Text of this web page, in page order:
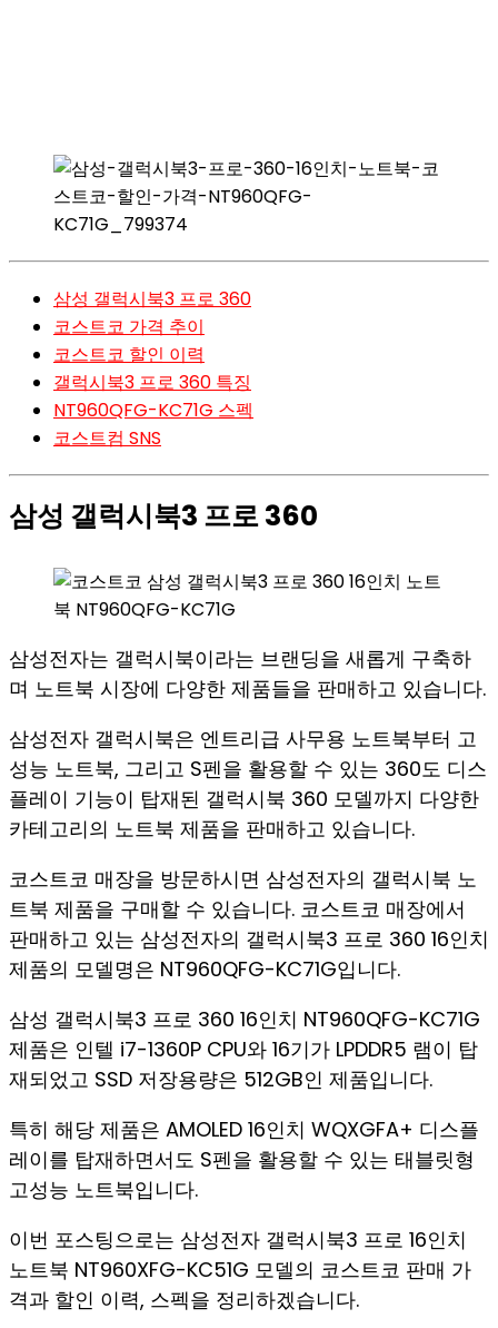
삼성 갤럭시북3 프로 360
코스트코 가격 추이
코스트코 할인 이력
갤럭시북3 프로 360 특징
NT960QFG-KC71G 스펙
코스트컴 SNS
삼성 갤럭시북3 프로 360
삼성전자는 갤럭시북이라는 브랜딩을 새롭게 구축하
며 노트북 시장에 다양한 제품들을 판매하고 있습니다.
삼성전자 갤럭시북은 엔트리급 사무용 노트북부터 고
성능 노트북, 그리고 S펜을 활용할 수 있는 360도 디스
플레이 기능이 탑재된 갤럭시북 360 모델까지 다양한
카테고리의 노트북 제품을 판매하고 있습니다.
코스트코 매장을 방문하시면 삼성전자의 갤럭시북 노
트북 제품을 구매할 수 있습니다. 코스트코 매장에서
판매하고 있는 삼성전자의 갤럭시북3 프로 360 16인치
제품의 모델명은 NT960QFG-KC71G입니다.
삼성 갤럭시북3 프로 360 16인치 NT960QFG-KC71G
제품은 인텔 i7-1360P CPU와 16기가 LPDDR5 램이 탑
재되었고 SSD 저장용량은 512GB인 제품입니다.
특히 해당 제품은 AMOLED 16인치 WQXGFA+ 디스플
레이를 탑재하면서도 S펜을 활용할 수 있는 태블릿형
고성능 노트북입니다.
이번 포스팅으로는 삼성전자 갤럭시북3 프로 16인치
노트북 NT960XFG-KC51G 모델의 코스트코 판매 가
격과 할인 이력, 스펙을 정리하겠습니다.